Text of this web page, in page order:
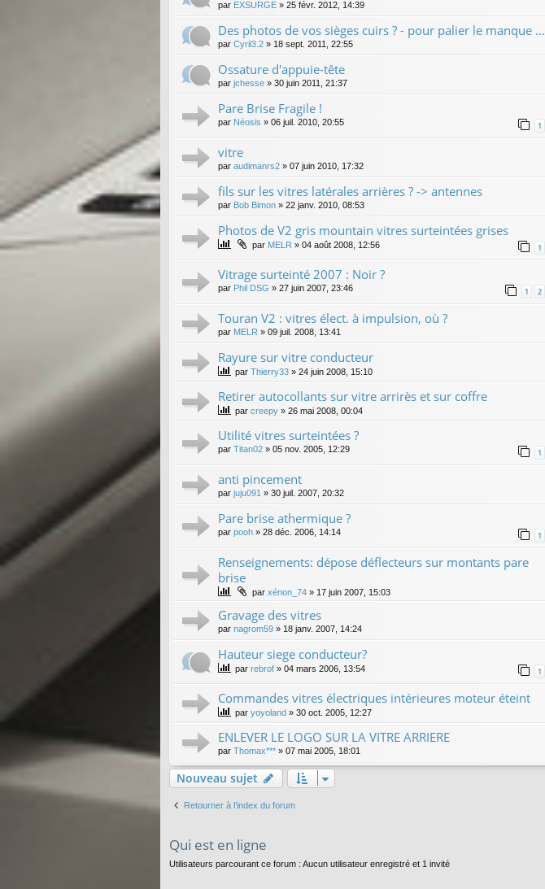
par EXSURGE » 25 févr. 2012, 14:39
Des photos de vos sièges cuirs ? - pour palier le manque ...
par Cyril3.2 » 18 sept. 2011, 22:55
Ossature d'appuie-tête
par jchesse » 30 juin 2011, 21:37
Pare Brise Fragile !
par Néosis » 06 juil. 2010, 20:55 1
vitre
par audimanrs2 » 07 juin 2010, 17:32
fils sur les vitres latérales arrières ? -> antennes
par Bob Bimon » 22 janv. 2010, 08:53
Photos de V2 gris mountain vitres surteintées grises
par MELR » 04 août 2008, 12:56 1
Vitrage surteinté 2007 : Noir ?
par Phil DSG » 27 juin 2007, 23:46 1 2
Touran V2 : vitres élect. à impulsion, où ?
par MELR » 09 juil. 2008, 13:41
Rayure sur vitre conducteur
par Thierry33 » 24 juin 2008, 15:10
Retirer autocollants sur vitre arrirès et sur coffre
par creepy » 26 mai 2008, 00:04
Utilité vitres surteintées ?
par Titan02 » 05 nov. 2005, 12:29 1
anti pincement
par juju091 » 30 juil. 2007, 20:32
Pare brise athermique ?
par pooh » 28 déc. 2006, 14:14 1
Renseignements: dépose déflecteurs sur montants pare
brise
par xénon_74 » 17 juin 2007, 15:03
Gravage des vitres
par nagrom59 » 18 janv. 2007, 14:24
Hauteur siege conducteur?
par rebrof » 04 mars 2006, 13:54 1
Commandes vitres électriques intérieures moteur éteint
par yoyoland » 30 oct. 2005, 12:27
ENLEVER LE LOGO SUR LA VITRE ARRIERE
par Thomax*** » 07 mai 2005, 18:01
Nouveau sujet
Retourner à l’index du forum
Qui est en ligne
Utilisateurs parcourant ce forum : Aucun utilisateur enregistré et 1 invité